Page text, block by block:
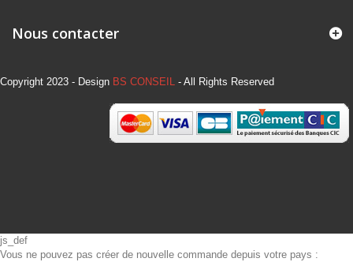
Nous contacter
Copyright 2023 - Design BS CONSEIL - All Rights Reserved
js_def
Vous ne pouvez pas créer de nouvelle commande depuis votre pays :